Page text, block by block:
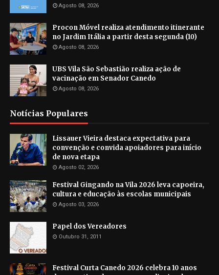
Agosto 08, 2026
Procon Móvel realiza atendimento itinerante
no Jardim Itália a partir desta segunda (10)
Agosto 08, 2026
UBS Vila São Sebastião realiza ação de
vacinação em Senador Canedo
Agosto 08, 2026
Notícias Populares
Lissauer Vieira destaca expectativa para
convenção e convida apoiadores para início
de nova etapa
Agosto 02, 2026
Festival Gingando na Vila 2026 leva capoeira,
cultura e educação às escolas municipais
Agosto 03, 2026
Papel dos Vereadores
Outubro 31, 2011
Festival Curta Canedo 2026 celebra 10 anos